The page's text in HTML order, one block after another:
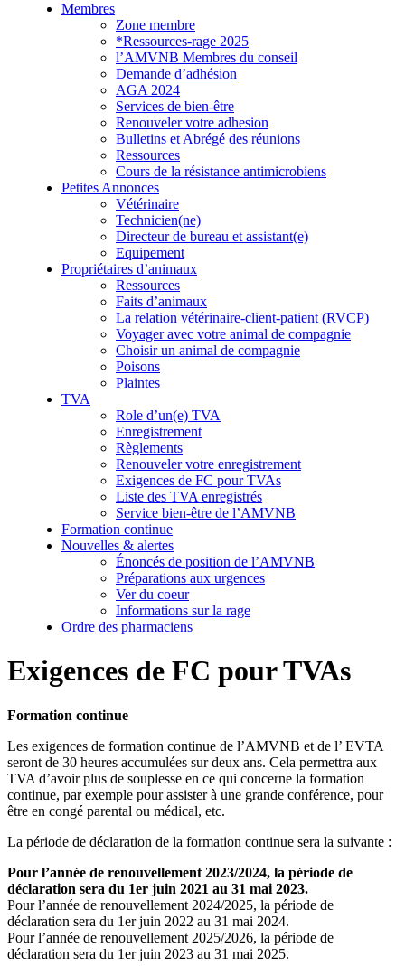
Membres
Zone membre
*Ressources-rage 2025
l’AMVNB Membres du conseil
Demande d’adhésion
AGA 2024
Services de bien-être
Renouveler votre adhesion
Bulletins et Abrégé des réunions
Ressources
Cours de la résistance antimicrobiens
Petites Annonces
Vétérinaire
Technicien(ne)
Directeur de bureau et assistant(e)
Equipement
Propriétaires d’animaux
Ressources
Faits d’animaux
La relation vétérinaire-client-patient (RVCP)
Voyager avec votre animal de compagnie
Choisir un animal de compagnie
Poisons
Plaintes
TVA
Role d’un(e) TVA
Enregistrement
Règlements
Renouveler votre enregistrement
Exigences de FC pour TVAs
Liste des TVA enregistrés
Service bien-être de l’AMVNB
Formation continue
Nouvelles & alertes
Énoncés de position de l’AMVNB
Préparations aux urgences
Ver du coeur
Informations sur la rage
Ordre des pharmaciens
Exigences de FC pour TVAs
Formation continue
Les exigences de formation continue de l’AMVNB et de l’ EVTA
seront de 30 heures accumulées sur deux ans. Cela permettra aux
TVA d’avoir plus de souplesse en ce qui concerne la formation
continue, par exemple pour assister à une grande conférence, pour
être en congé parental ou médical, etc.
La période de déclaration de la formation continue sera la suivante :
Pour l’année de renouvellement 2023/2024, la période de
déclaration sera du 1er juin 2021 au 31 mai 2023.
Pour l’année de renouvellement 2024/2025, la période de
déclaration sera du 1er juin 2022 au 31 mai 2024.
Pour l’année de renouvellement 2025/2026, la période de
déclaration sera du 1er juin 2023 au 31 mai 2025.